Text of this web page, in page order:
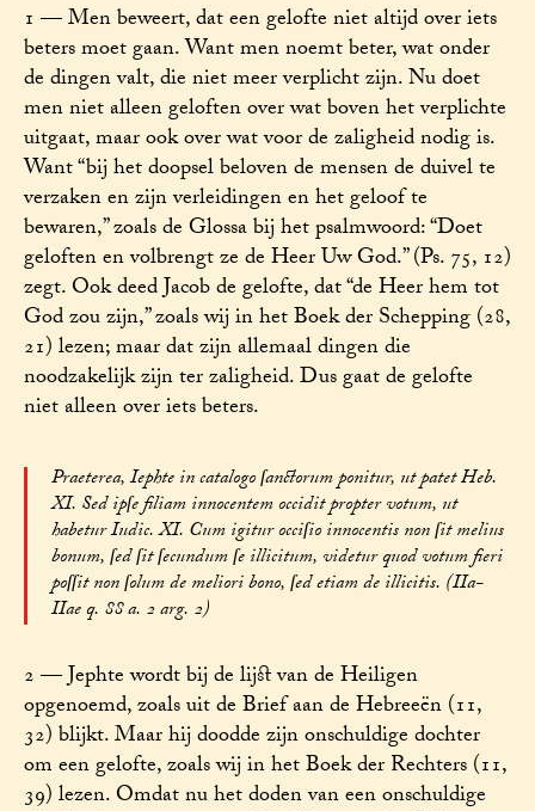
1 — Men beweert, dat een gelofte niet altijd over iets
beters moet gaan. Want men noemt beter, wat onder
de dingen valt, die niet meer verplicht zijn. Nu doet
men niet alleen geloften over wat boven het verplichte
uitgaat, maar ook over wat voor de zaligheid nodig is.
Want “bij het doopsel beloven de mensen de duivel te
verzaken en zijn verleidingen en het geloof te
bewaren,” zoals de Glossa bij het psalmwoord: “Doet
geloften en volbrengt ze de Heer Uw God.” (Ps. 75, 12)
zegt. Ook deed Jacob de gelofte, dat “de Heer hem tot
God zou zijn,” zoals wij in het Boek der Schepping (28,
21) lezen; maar dat zijn allemaal dingen die
noodzakelijk zijn ter zaligheid. Dus gaat de gelofte
niet alleen over iets beters.
Praeterea, Iephte in catalogo ſanctorum ponitur, ut patet Heb.
XI. Sed ipſe filiam innocentem occidit propter votum, ut
habetur Iudic. XI. Cum igitur occiſio innocentis non ſit melius
bonum, ſed ſit ſecundum ſe illicitum, videtur quod votum fieri
poſſit non ſolum de meliori bono, ſed etiam de illicitis. (IIa-
IIae q. 88 a. 2 arg. 2)
2 — Jephte wordt bij de lijst van de Heiligen
opgenoemd, zoals uit de Brief aan de Hebreeën (11,
32) blijkt. Maar hij doodde zijn onschuldige dochter
om een gelofte, zoals wij in het Boek der Rechters (11,
39) lezen. Omdat nu het doden van een onschuldige